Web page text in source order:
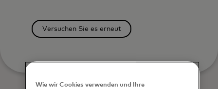
Versuchen Sie es erneut
Wie wir Cookies verwenden und Ihre